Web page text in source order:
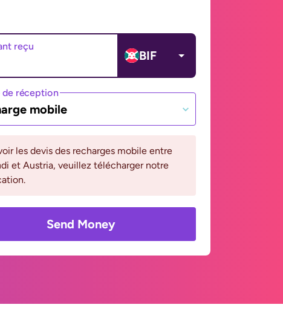
reçu
BIF
de réception
mobile
les devis des recharges mobile entre
et Austria, veuillez télécharger notre
Send Money